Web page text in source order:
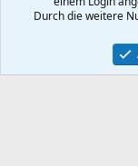
Kontakt
Community platform by
Durch die weitere